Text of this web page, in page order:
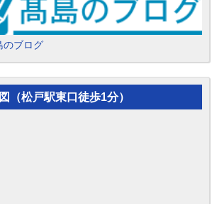
のブログ
（松戸駅東口徒歩1分）